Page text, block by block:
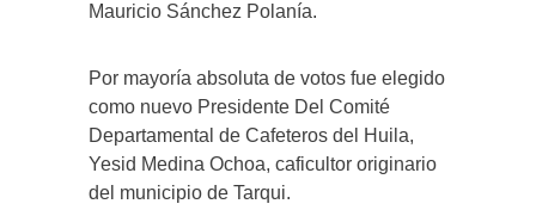
Mauricio Sánchez Polanía.
Por mayoría absoluta de votos fue elegido
como nuevo Presidente Del Comité
Departamental de Cafeteros del Huila,
Yesid Medina Ochoa, caficultor originario
del municipio de Tarqui.